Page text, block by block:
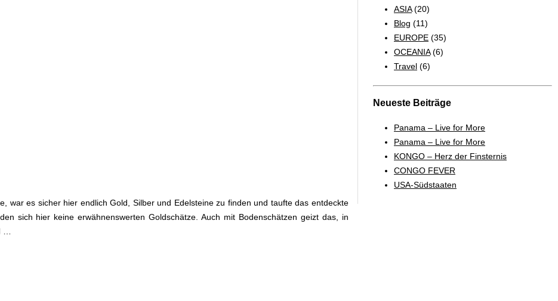
war es sicher hier endlich Gold, Silber und Edelsteine zu finden und taufte das entdeckte
sich hier keine erwähnenswerten Goldschätze. Auch mit Bodenschätzen geizt das, in
…
ASIA(20)
Blog (11)
EUROPE (35)
OCEANIA(6)
Travel (6)
Neueste Beiträge
Panama – Live for More
Panama – Live for More
KONGO – Herz der Finsternis
CONGO FEVER
USA-Südstaaten